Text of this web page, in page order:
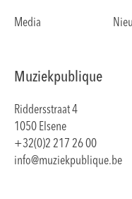
Media
Muziekpublique
Riddersstraat 4
1050 Elsene
+32(0)2 217 26 00
info@muziekpublique.be